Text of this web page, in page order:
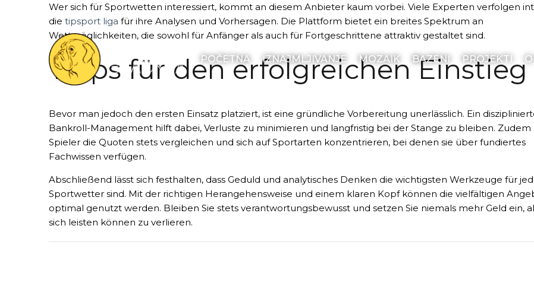
POČETNA IZNAJMLJIVANJE MOZAIK BAZENI PROJEKTI
Wer sich für Sportwetten interessiert, kommt an diesem Anbieter kaum vorbei. Viele Experten verfolgen
dietipsport liga für ihre Analysen und Vorhersagen. Die Plattform bietet ein breites Spektrum an
Wettmöglichkeiten, die sowohl für Anfänger als auch für Fortgeschrittene attraktiv gestaltet sind.
Tipps für den erfolgreichen Einstieg
Bevor man jedoch den ersten Einsatz platziert, ist eine gründliche Vorbereitung unerlässlich. Ein
Bankroll-Management hilft dabei, Verluste zu minimieren und langfristig bei der Stange zu bleiben. Zudem
Spieler die Quoten stets vergleichen und sich auf Sportarten konzentrieren, bei denen sie über fundiertes
Fachwissen verfügen.
Abschließend lässt sich festhalten, dass Geduld und analytisches Denken die wichtigsten Werkzeuge für
Sportwetter sind. Mit der richtigen Herangehensweise und einem klaren Kopf können die vielfältigen
optimal genutzt werden. Bleiben Sie stets verantwortungsbewusst und setzen Sie niemals mehr Geld ein,
sich leisten können zu verlieren.